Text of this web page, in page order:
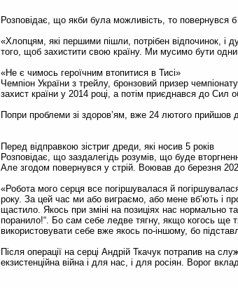
Розповідає, що якби була можливість, то повернувся
«Хлопцям, які першими пішли, потрібен відпочинок, і
того, щоб захистити свою країну. Ми мусимо бути
«Не є чимось героїчним втопитися в Тисі»
Чемпіон України з трейлу, бронзовий призер
захист країни у 2014 році, а потім приєднався до Сил
Попри проблеми зі здоров’ям, вже 24 лютого прийшов
Перед відправкою зістриг дреди, які носив 5 років
Розповідає, що заздалегідь розумів, що буде
Але згодом повернувся у стрій. Воював до березня
«Робота мого серця все погіршувалася й
року. За цей час ми або виграємо, або мене вб’ють і
щастило. Якось при зміні на позиціях нас нормально
поранило!“. Бо сам себе ледве тягну, якщо когось ще
використовувати себе вже якось по-іншому, бо
Після операції на серці Андрій Ткачук потрапив на
екзистенційна війна і для нас, і для росіян. Ворог